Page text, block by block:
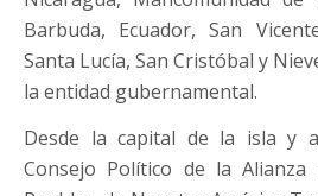
Barbuda, Ecuador, San
Santa Lucía, San Cristóbal y
la entidad gubernamental.
Desde la capital de la isla y
Consejo Político de la